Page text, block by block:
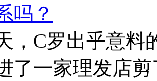
，C罗出乎意料
了一家理发店